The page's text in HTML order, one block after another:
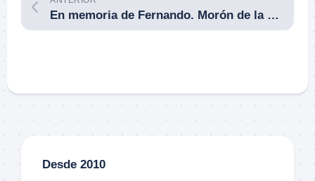
En memoria de Fernando. Morón de la Frontera (Sevilla). 09JUN14.
Desde 2010